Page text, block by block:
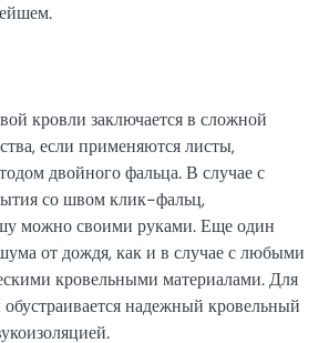
кровли заключается в сложной
если применяются листы,
двойного фальца. В случае с
со швом клик-фальц,
можно своими руками. Еще один
от дождя, как и в случае с любыми
кровельными материалами. Для
надежный кровельный